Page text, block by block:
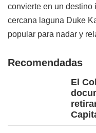
convierte en un destino
cercana laguna Duke
popular para nadar y
Recomendadas
El